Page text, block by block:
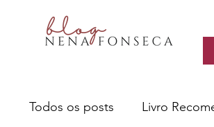
Todos os posts Livro